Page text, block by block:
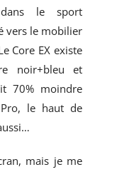
dans le sport
vers le mobilier
Core EX existe
noir+bleu et
70% moindre
le haut de
mais je me